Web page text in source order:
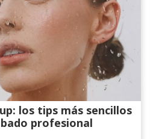
los tips más sencillos
profesional